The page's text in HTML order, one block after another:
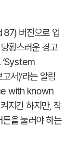
버전으로 업
황스러운 경고
‘System
서)’라는 알림
with known
지긴 하지만, 작
을 눌러야 하는